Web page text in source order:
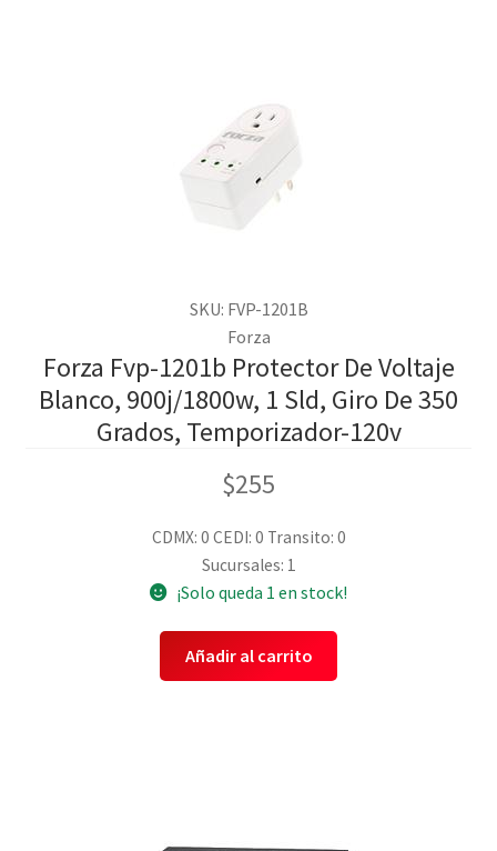
SKU: FVP-1201B
Forza
Forza Fvp-1201b Protector De Voltaje
Blanco, 900j/1800w, 1 Sld, Giro De 350
Grados, Temporizador-120v
$255
CDMX: 0 CEDI: 0 Transito: 0
Sucursales: 1
¡Solo queda 1 en stock!
Añadir al carrito